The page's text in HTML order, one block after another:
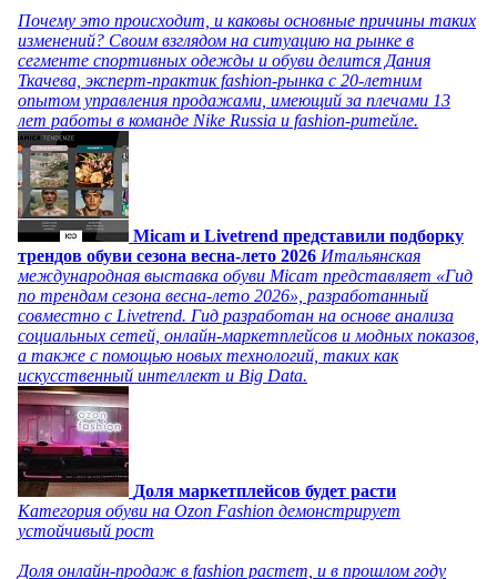
Почему это происходит, и каковы основные причины таких
изменений? Своим взглядом на ситуацию на рынке в
сегменте спортивных одежды и обуви делится Дания
Ткачева, эксперт-практик fashion-рынка с 20-летним
опытом управления продажами, имеющий за плечами 13
лет работы в команде Nike Russia и fashion-ритейле.
Micam и Livetrend представили подборку
трендов обуви сезона весна-лето 2026 Итальянская
международная выставка обуви Micam представляет «Гид
по трендам сезона весна-лето 2026», разработанный
совместно с Livetrend. Гид разработан на основе анализа
социальных сетей, онлайн-маркетплейсов и модных показов,
а также с помощью новых технологий, таких как
искусственный интеллект и Big Data.
Доля маркетплейсов будет расти
Категория обуви на Ozon Fashion демонстрирует
устойчивый рост
Доля онлайн-продаж в fashion растет, и в прошлом году